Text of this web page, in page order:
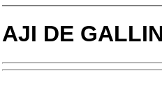
AJI DE